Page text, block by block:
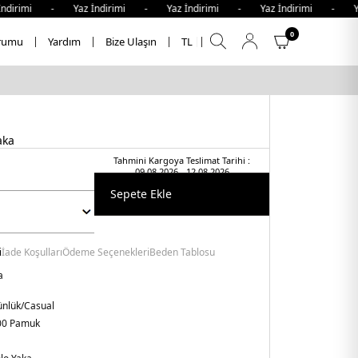
- Yaz İndirimi - Yaz İndirimi - Yaz
Yardım Bize Ulaşın TL
0
Tahmini Kargoya Teslimat Tarihi :
09.08.2026 - 12.08.2026
Sepete Ekle
İade KoşullarıÖdeme SeçenekleriBeden Tablosu
Casual
Pamuk